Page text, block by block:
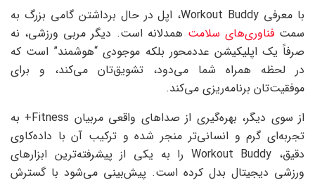
با معرفی Workout Buddy، اپل در حال برداشتن گامی بزرگ به
سمتفناوری‌های سلامت همدلانه است. دیگر مربی ورزشی، نه
صرفاً یک اپلیکیشن عددمحور بلکه موجودی “هوشمند” است که
در لحظه همراه شما می‌دود، تشویق‌تان می‌کند، و برای
موفقیت‌تان برنامه‌ریزی می‌کند.
از سوی دیگر، بهره‌گیری از صداهای واقعی مربیان Fitness+ به
تجربه‌ای گرم و انسانی‌تر منجر شده و ترکیب آن با داده‌کاوی
دقیق، Workout Buddy را به یکی از پیشرفته‌ترین ابزارهای
ورزشی دیجیتال بدل کرده است. پیش‌بینی می‌شود با گسترش